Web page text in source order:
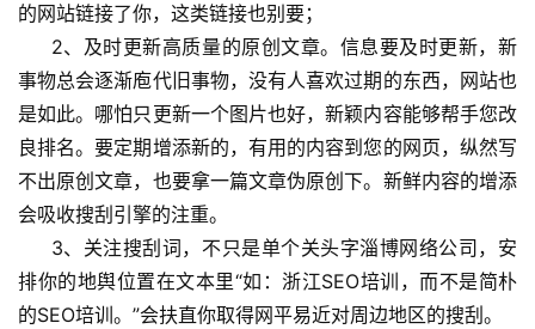
的网站链接了你，这类链接也别要；
事物总会逐渐庖代旧事物，没有人喜欢过期的东西，网站也
是如此。哪怕只更新一个图片也好，新颖内容能够帮手您改
良排名。要定期增添新的，有用的内容到您的网页，纵然写
不出原创文章，也要拿一篇文章伪原创下。新鲜内容的增添
会吸收搜刮引擎的注重。
排你的地舆位置在文本里“如：浙江SEO培训，而不是简朴
的SEO培训。”会扶直你取得网平易近对周边地区的搜刮。